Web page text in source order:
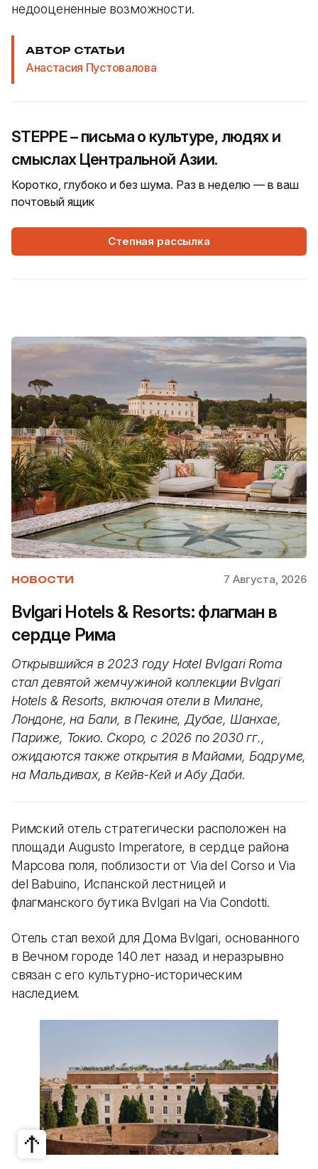
недооцененные возможности.
АВТОР СТАТЬИ
Анастасия Пустовалова
STEPPE – письма о культуре, людях и
смыслах Центральной Азии.
Коротко, глубоко и без шума. Раз в неделю — в ваш
почтовый ящик
Степная рассылка
НОВОСТИ 7 Августа, 2026
Bvlgari Hotels & Resorts: флагман в
сердце Рима
Открывшийся в 2023 году Hotel Bvlgari Roma
стал девятой жемчужиной коллекции Bvlgari
Hotels & Resorts, включая отели в Милане,
Лондоне, на Бали, в Пекине, Дубае, Шанхае,
Париже, Токио. Скоро, с 2026 по 2030 гг.,
ожидаются также открытия в Майами, Бодруме,
на Мальдивах, в Кейв-Кей и Абу Даби.
Римский отель стратегически расположен на
площади Augusto Imperatore, в сердце района
Марсова поля, поблизости от Via del Corso и Via
del Babuino, Испанской лестницей и
флагманского бутика Bvlgari на Via Condotti.
Отель стал вехой для Дома Bvlgari, основанного
в Вечном городе 140 лет назад и неразрывно
связан с его культурно-историческим
наследием.